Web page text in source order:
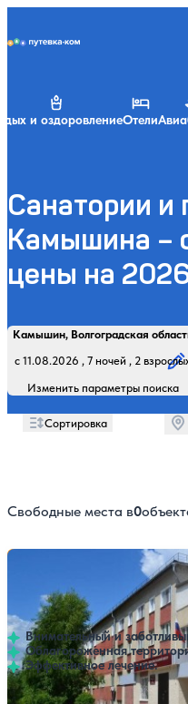
и оздоровлениеОтели
Санатории и
Камышина –
цены на
Камышин, Волгоградская
с 11.08.2026 , 7 ночей , 2
Изменить параметры поиска
Регион, курорт или
Профиль лечения:
Отдыхающие:
Дата заезда:
Кол-во ночей:
Найти
Сортировка
Свободные места в0
Санаторий Детский
образовательный центр
5 отзывов
Камышин
Внимательный и
Облагороженная
Эффективное лечение.
Нет цен илиВыбрать